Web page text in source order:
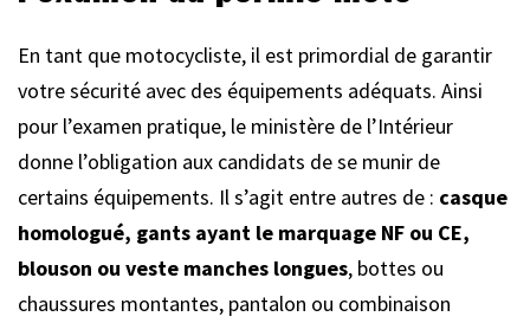
En tant que motocycliste, il est primordial de garantir
votre sécurité avec des équipements adéquats. Ainsi
pour l’examen pratique, le ministère de l’Intérieur
donne l’obligation aux candidats de se munir de
certains équipements. Il s’agit entre autres de : casque
homologué, gants ayant le marquage NF ou CE,
blouson ou veste manches longues, bottes ou
chaussures montantes, pantalon ou combinaison